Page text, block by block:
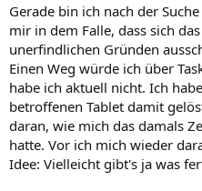
Gerade bin ich nach der
mir in dem Falle, dass sich
unerfindlichen Gründen
Einen Weg würde ich über
habe ich aktuell nicht. Ich
betroffenen Tablet damit
daran, wie mich das damals
hatte. Vor ich mich wieder
Idee: Vielleicht gibt's ja was